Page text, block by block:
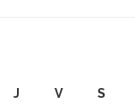
J V S